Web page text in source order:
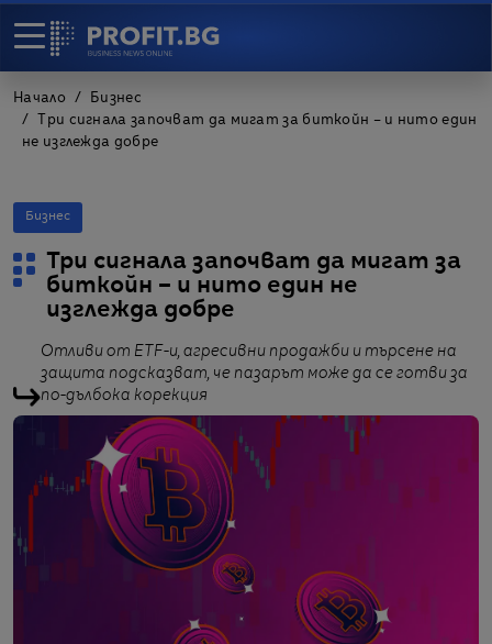
Начало
Бизнес
Три сигнала започват да мигат за биткойн – и нито един
не изглежда добре
Бизнес
Три сигнала започват да мигат за
биткойн – и нито един не
изглежда добре
Отливи от ETF-и, агресивни продажби и търсене на
защита подсказват, че пазарът може да се готви за
по-дълбока корекция